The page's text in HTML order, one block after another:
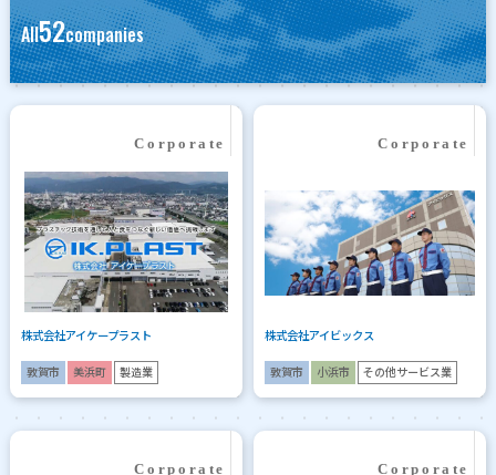
All52companies
株式会社アイケープラスト
敦賀市 美浜町 製造業
株式会社アイビックス
敦賀市 小浜市 その他サービス業